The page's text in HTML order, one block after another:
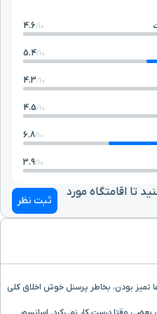
10/
4.6
10/
5.4
10/
4.3
10/
4.5
10/
6.8
10/
3.9
تا اقامتگاه مورد
ثبت نظر
تمیز بودن، بخاطر پرسنل خوش اخلاق کلی